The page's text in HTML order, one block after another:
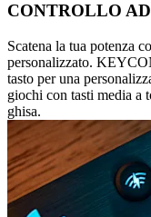
CONTROLLO
Scatena la tua potenza
personalizzato.
tasto per una
giochi con tasti media a
ghisa.